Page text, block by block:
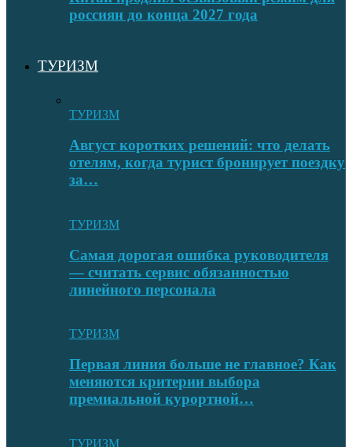
россиян до конца 2027 года
ТУРИЗМ
ТУРИЗМ
Август коротких решений: что делать
отелям, когда турист бронирует поездку
за…
ТУРИЗМ
Самая дорогая ошибка руководителя
— считать сервис обязанностью
линейного персонала
ТУРИЗМ
Первая линия больше не главное? Как
меняются критерии выбора
премиальной курортной…
ТУРИЗМ